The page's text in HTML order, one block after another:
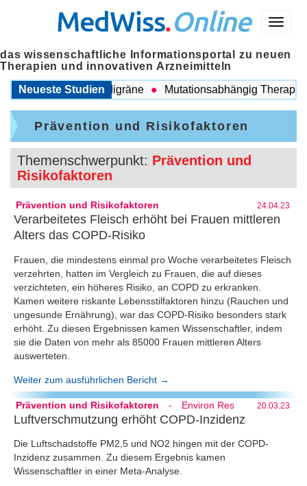
Menü
MedWiss.Online
das wissenschaftliche Informationsportal zu neuen
Therapien und innovativen Arzneimitteln
Neueste Studien
COPD und Migräne Mutationsabhängig Therapie
Prävention und Risikofaktoren
Themenschwerpunkt: Prävention und
Risikofaktoren
Prävention und Risikofaktoren 24.04.23
Verarbeitetes Fleisch erhöht bei Frauen mittleren
Alters das COPD-Risiko
Frauen, die mindestens einmal pro Woche verarbeitetes Fleisch
verzehrten, hatten im Vergleich zu Frauen, die auf dieses
verzichteten, ein höheres Risiko, an COPD zu erkranken.
Kamen weitere riskante Lebensstilfaktoren hinzu (Rauchen und
ungesunde Ernährung), war das COPD-Risiko besonders stark
erhöht. Zu diesen Ergebnissen kamen Wissenschaftler, indem
sie die Daten von mehr als 85000 Frauen mittleren Alters
auswerteten.
Weiter zum ausführlichen Bericht →
Prävention und Risikofaktoren - Environ Res 20.03.23
Luftverschmutzung erhöht COPD-Inzidenz
Die Luftschadstoffe PM2,5 und NO2 hingen mit der COPD-
Inzidenz zusammen. Zu diesem Ergebnis kamen
Wissenschaftler in einer Meta-Analyse.